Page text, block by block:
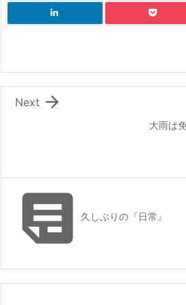
大雨は

Next
久しぶりの『日常』